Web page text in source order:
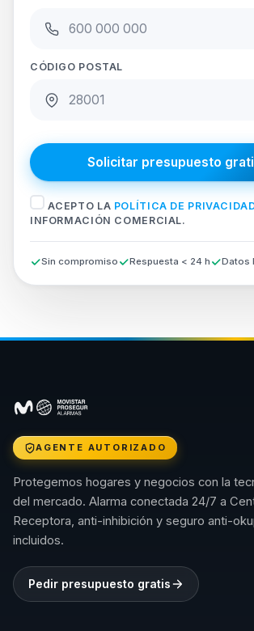
CÓDIGO POSTAL
Solicitar presupuesto
ACEPTO LA POLÍTICA DE
INFORMACIÓN COMERCIAL.
Sin compromiso Respuesta < 24 h Datos
AGENTE AUTORIZADO
Protegemos hogares y negocios con la
del mercado. Alarma conectada 24/7 a
Receptora, anti-inhibición y seguro anti-
incluidos.
Pedir presupuesto gratis